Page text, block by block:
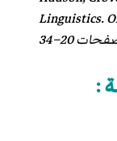
Linguistics.
: